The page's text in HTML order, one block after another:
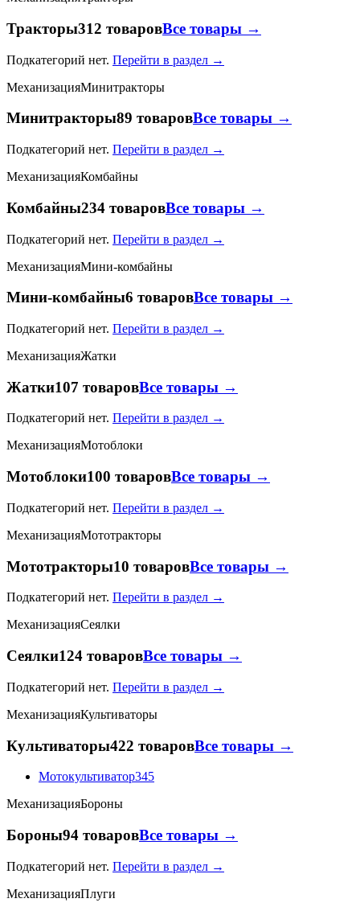
Тракторы312 товаровВсе товары →
Подкатегорий нет. Перейти в раздел →
МеханизацияМинитракторы
Минитракторы89 товаровВсе товары →
Подкатегорий нет. Перейти в раздел →
МеханизацияКомбайны
Комбайны234 товаровВсе товары →
Подкатегорий нет. Перейти в раздел →
МеханизацияМини-комбайны
Мини-комбайны6 товаровВсе товары →
Подкатегорий нет. Перейти в раздел →
МеханизацияЖатки
Жатки107 товаровВсе товары →
Подкатегорий нет. Перейти в раздел →
МеханизацияМотоблоки
Мотоблоки100 товаровВсе товары →
Подкатегорий нет. Перейти в раздел →
МеханизацияМототракторы
Мототракторы10 товаровВсе товары →
Подкатегорий нет. Перейти в раздел →
МеханизацияСеялки
Сеялки124 товаровВсе товары →
Подкатегорий нет. Перейти в раздел →
МеханизацияКультиваторы
Культиваторы422 товаровВсе товары →
Мотокультиватор345
МеханизацияБороны
Бороны94 товаровВсе товары →
Подкатегорий нет. Перейти в раздел →
МеханизацияПлуги